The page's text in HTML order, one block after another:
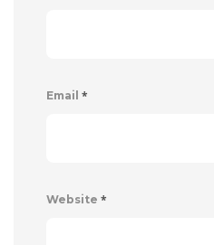
Email *
Website *